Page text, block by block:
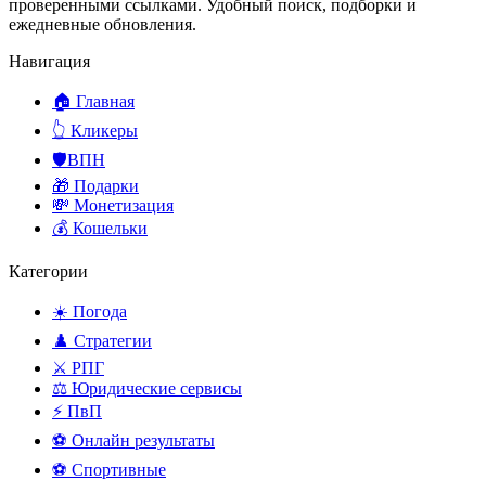
проверенными ссылками. Удобный поиск, подборки и
ежедневные обновления.
Навигация
🏠 Главная
👆 Кликеры
🛡️ВПН
🎁 Подарки
💸 Монетизация
💰 Кошельки
Категории
☀️ Погода
♟️ Стратегии
⚔️ РПГ
⚖️ Юридические сервисы
⚡ ПвП
⚽ Онлайн результаты
⚽ Спортивные